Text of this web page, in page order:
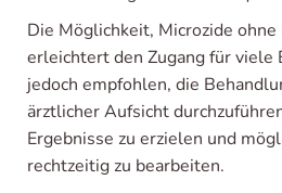
Die Möglichkeit, Microzide
erleichtert den Zugang für viele
jedoch empfohlen, die
ärztlicher Aufsicht
Ergebnisse zu erzielen und
rechtzeitig zu bearbeiten.